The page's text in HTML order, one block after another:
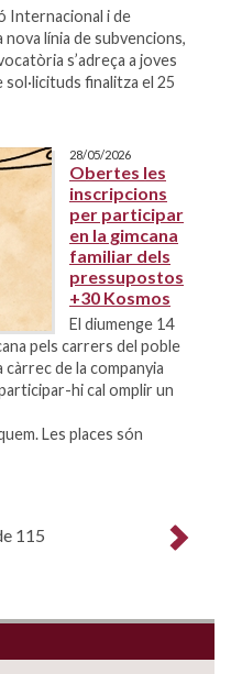
Internacional i de
línia de subvencions,
s’adreça a joves
finalitza el 25
28/05/2026
Obertes les
inscripcions
per participar
en la gimcana
familiar dels
pressupostos
+30 Kosmos
El diumenge 14
pels carrers del poble
càrrec de la companyia
hi cal omplir un
Les places són
115